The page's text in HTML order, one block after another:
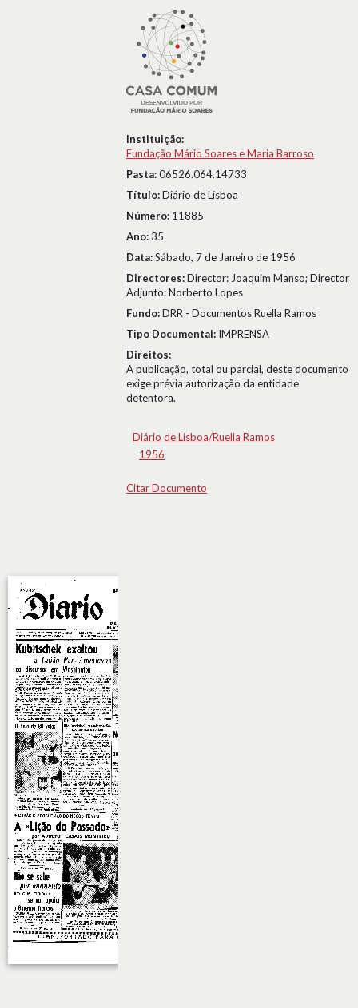
Instituição:
Fundação Mário Soares e Maria Barroso
Pasta:06526.064.14733
Título:Diário de Lisboa
Número: 11885
Ano:35
Data:Sábado, 7 de Janeiro de 1956
Directores:Director: Joaquim Manso; Director
Adjunto: Norberto Lopes
Fundo:DRR - Documentos Ruella Ramos
Tipo Documental: IMPRENSA
Direitos:
A publicação, total ou parcial, deste documento
exige prévia autorização da entidade
detentora.
Diário de Lisboa/Ruella Ramos
1956
Citar Documento